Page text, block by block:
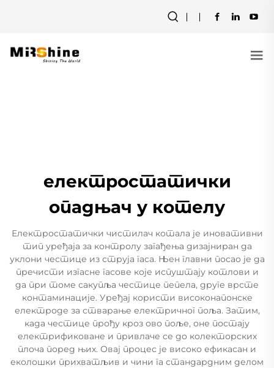
електростатички
опадњач у котелу
Електростатички чистилач котала је иновативни
тип уређаја за контролу загађења дизајниран да
уклони честице из струја гаса. Њен главни посао је да
пречисти изгасне гасове које испуштају котлови и
да при томе сакупља честице пепела, друге врсте
контаминације. Уређај користи високонапонске
електроде за стварање електричног поља. Затим,
када честице прођу кроз ово поље, оне постају
електрификоване и привлаче се до колекторских
плоча поред њих. Овај процес је високо ефикасан и
еколошки прихватљив и чини га стандардним делом